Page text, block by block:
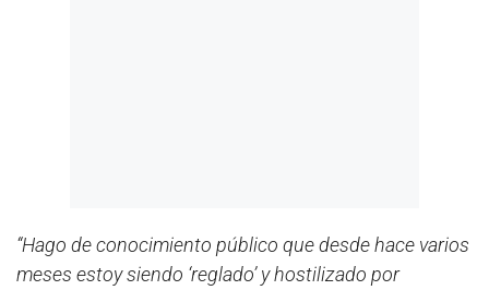
“Hago de conocimiento público que desde hace varios
meses estoy siendo ‘reglado’ y hostilizado por